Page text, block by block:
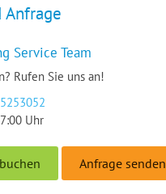
Anfrage
Service Team
Rufen Sie uns an!
Uhr
Anfrage senden